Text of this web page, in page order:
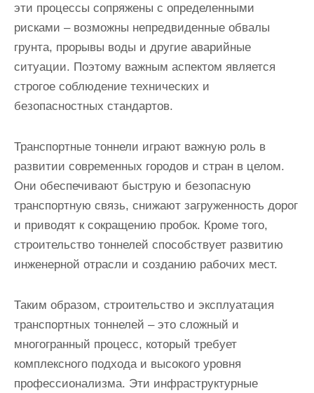
эти процессы сопряжены с определенными
рисками – возможны непредвиденные обвалы
грунта, прорывы воды и другие аварийные
ситуации. Поэтому важным аспектом является
строгое соблюдение технических и
безопасностных стандартов.
Транспортные тоннели играют важную роль в
развитии современных городов и стран в целом.
Они обеспечивают быструю и безопасную
транспортную связь, снижают загруженность дорог
и приводят к сокращению пробок. Кроме того,
строительство тоннелей способствует развитию
инженерной отрасли и созданию рабочих мест.
Таким образом, строительство и эксплуатация
транспортных тоннелей – это сложный и
многогранный процесс, который требует
комплексного подхода и высокого уровня
профессионализма. Эти инфраструктурные